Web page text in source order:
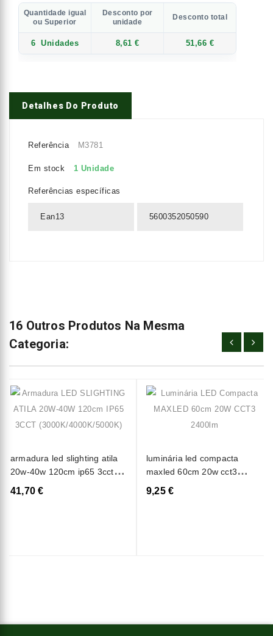
Quantidade igual
ou Superior
Desconto por
unidade
Desconto total
6 Unidades 8,61 € 51,66 €
Detalhes Do Produto
Referência M3781
Em stock 1 Unidade
Referências específicas
Ean13 5600352050590
16 Outros Produtos Na Mesma
Categoria:
armadura led slighting atila
20w-40w 120cm ip65 3cct
(3000k/4000k/5000k)
41,70 €
luminária led compacta
maxled 60cm 20w cct3
2400lm
9,25 €